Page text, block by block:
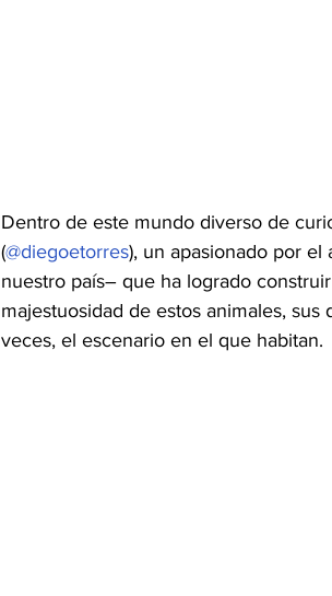
Dentro de este mundo diverso de
(@diegoetorres), un apasionado por
nuestro país― que ha logrado
majestuosidad de estos animales,
veces, el escenario en el que habitan.